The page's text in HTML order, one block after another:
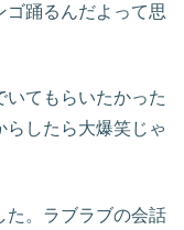
ゴ踊るんだよって思
いてもらいたかった
らしたら大爆笑じゃ
た。ラブラブの会話